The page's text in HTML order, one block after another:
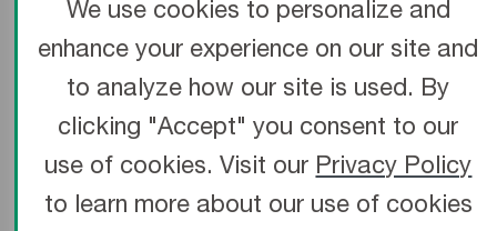
We use cookies to personalize and
enhance your experience on our site and
to analyze how our site is used. By
clicking "Accept" you consent to our
use of cookies. Visit our Privacy Policy
to learn more about our use of cookies